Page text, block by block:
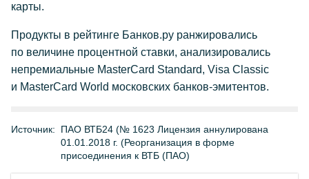
карты.
Продукты в рейтинге Банков.ру ранжировались
по величине процентной ставки, анализировались
непремиальные MasterCard Standard, Visa Classic
и MasterCard World московских банков-эмитентов.
Источник:
ПАО ВТБ24 (№ 1623 Лицензия аннулирована
01.01.2018 г. (Реорганизация в форме
присоединения к ВТБ (ПАО)